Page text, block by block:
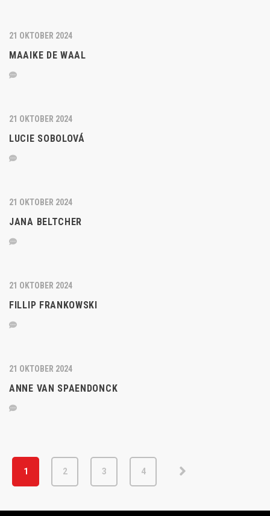
21 OKTOBER 2024
MAAIKE DE WAAL
21 OKTOBER 2024
LUCIE SOBOLOVÁ
21 OKTOBER 2024
JANA BELTCHER
21 OKTOBER 2024
FILLIP FRANKOWSKI
21 OKTOBER 2024
ANNE VAN SPAENDONCK
1 2 3 4